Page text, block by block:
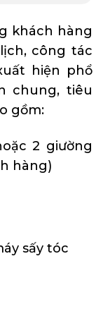
khách hàng
công tác
hiện phổ
chung, tiêu
gồm:
2 giường
hàng)
sấy tóc